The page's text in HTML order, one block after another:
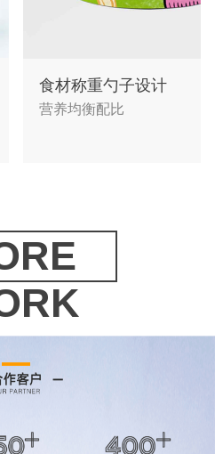
食材称重勺子设计
营养均衡配比